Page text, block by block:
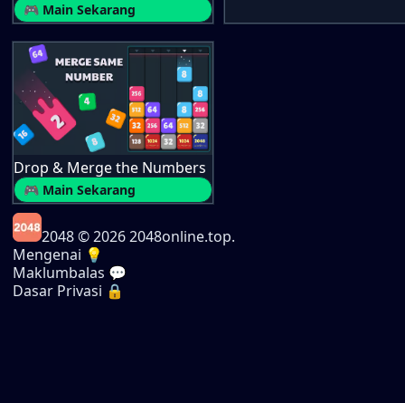
🎮 Main Sekarang
Drop & Merge the Numbers
🎮 Main Sekarang
2048© 2026 2048online.top.
Mengenai 💡
Maklumbalas 💬
Dasar Privasi 🔒